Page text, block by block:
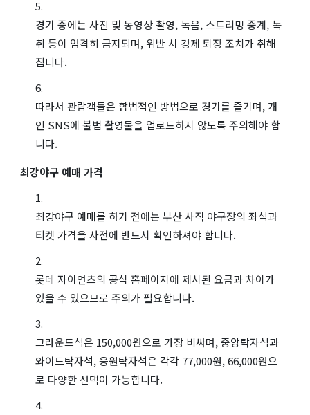
경기 중에는 사진 및 동영상 촬영, 녹음, 스트리밍 중계, 녹
취 등이 엄격히 금지되며, 위반 시 강제 퇴장 조치가 취해
집니다.
따라서 관람객들은 합법적인 방법으로 경기를 즐기며, 개
인 SNS에 불법 촬영물을 업로드하지 않도록 주의해야 합
니다.
최강야구 예매 가격
최강야구 예매를 하기 전에는 부산 사직 야구장의 좌석과
티켓 가격을 사전에 반드시 확인하셔야 합니다.
롯데 자이언츠의 공식 홈페이지에 제시된 요금과 차이가
있을 수 있으므로 주의가 필요합니다.
그라운드석은 150,000원으로 가장 비싸며, 중앙탁자석과
와이드탁자석, 응원탁자석은 각각 77,000원, 66,000원으
로 다양한 선택이 가능합니다.